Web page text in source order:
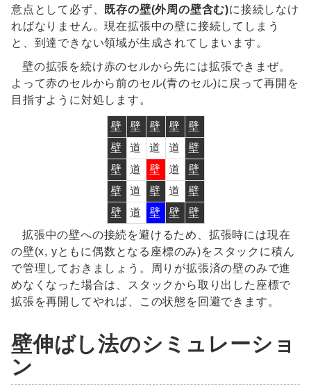
意点として必ず、
既存の壁(外周の壁含む)に接続しなけ
ればなりません。現在拡張中の壁に接続してしまう
と、到達できない領域が生成されてしまいます。
壁の拡張を続け赤のセルから先には拡張できまぜ。
よって赤のセルから前のセル(青のセル)に戻って再開を
目指すように対処します。
壁 壁 壁 壁
壁
壁
道 道 道
壁
壁
道 壁 道
壁
壁
道 壁 道
壁
壁
道 壁 壁
壁
拡張中の壁への接続を避けるため、拡張時には現在
の壁(x, yともに偶数となる座標のみ)をスタックに積ん
で管理しておきましょう。周りが拡張済の壁のみで進
めなくなった場合は、スタックから取り出した座標で
拡張を再開してやれば、この状態を回避できます。
壁伸ばし法のシミュレーショ
ン